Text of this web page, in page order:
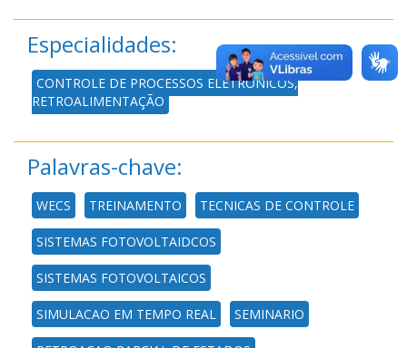
Especialidades:
CONTROLE DE PROCESSOS ELETRÔNICOS,
RETROALIMENTAÇÃO
Palavras-chave:
WECS TREINAMENTO TECNICAS DE CONTROLE
SISTEMAS FOTOVOLTAIDCOS
SISTEMAS FOTOVOLTAICOS
SIMULACAO EM TEMPO REAL SEMINARIO